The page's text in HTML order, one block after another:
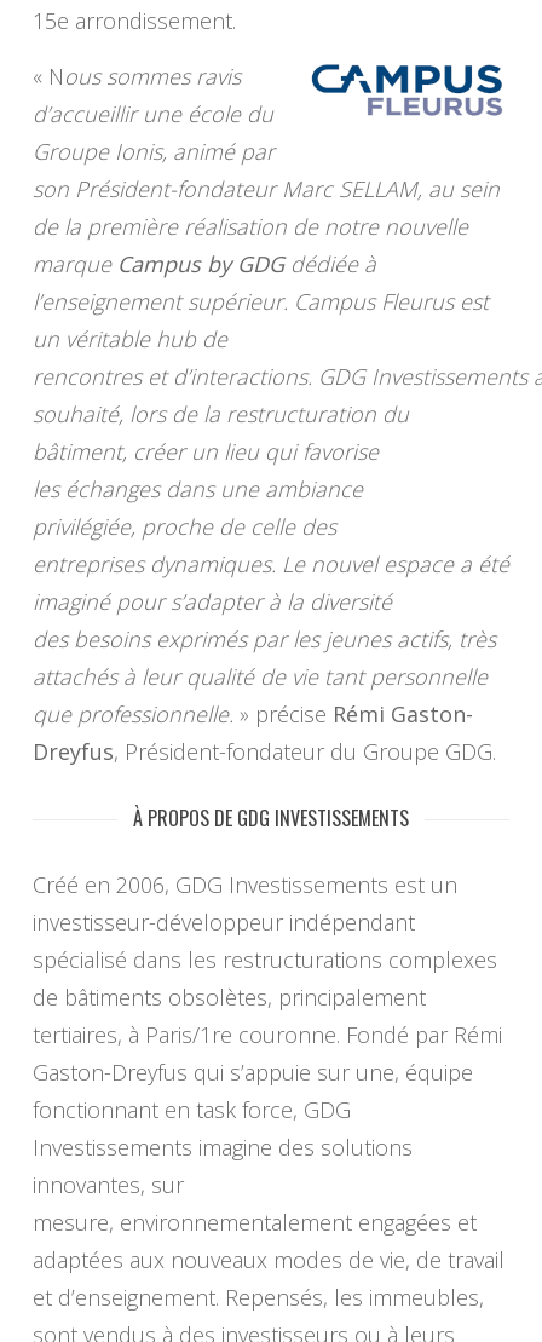
15e arrondissement.
« Nous sommes ravis
d’accueillir une école du
Groupe Ionis, animé par
son Président-fondateur Marc SELLAM, au sein
de la première réalisation de notre nouvelle
marque Campus by GDG dédiée à
l’enseignement supérieur. Campus Fleurus est
un véritable hub de
rencontres et d’interactions. GDG Investissements
souhaité, lors de la restructuration du
bâtiment, créer un lieu qui favorise
les échanges dans une ambiance
privilégiée, proche de celle des
entreprises dynamiques. Le nouvel espace a été
imaginé pour s’adapter à la diversité
des besoins exprimés par les jeunes actifs, très
attachés à leur qualité de vie tant personnelle
que professionnelle. » précise Rémi Gaston-
Dreyfus, Président-fondateur du Groupe GDG.
À PROPOS DE GDG INVESTISSEMENTS
Créé en 2006, GDG Investissements est un
investisseur-développeur indépendant
spécialisé dans les restructurations complexes
de bâtiments obsolètes, principalement
tertiaires, à Paris/1re couronne. Fondé par Rémi
Gaston-Dreyfus qui s’appuie sur une, équipe
fonctionnant en task force, GDG
Investissements imagine des solutions
innovantes, sur
mesure, environnementalement engagées et
adaptées aux nouveaux modes de vie, de travail
et d’enseignement. Repensés, les immeubles,
sont vendus à des investisseurs ou à leurs